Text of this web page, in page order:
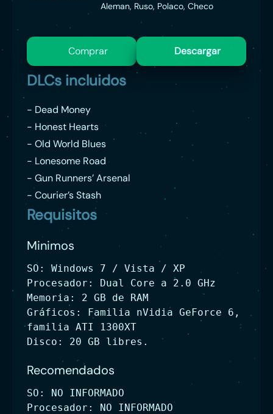
Aleman, Ruso, Polaco, Checo
Comprar Descargar
DLCs incluidos
- Dead Money
- Honest Hearts
- Old World Blues
- Lonesome Road
- Gun Runners’ Arsenal
- Courier’s Stash
Requisitos
Minimos
SO: Windows 7 / Vista / XP
Procesador: Dual Core a 2.0 GHz
Memoria: 2 GB de RAM
Gráficos: Familia nVidia GeForce 6,
familia ATI 1300XT
Disco: 20 GB libres.
Recomendados
SO: NO INFORMADO
Procesador: NO INFORMADO